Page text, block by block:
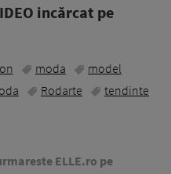
incărcat pe
moda
model
Rodarte tendinte
ELLE.ro pe